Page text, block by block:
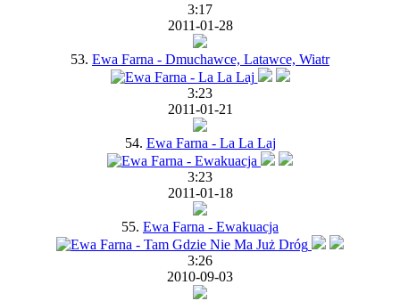
3:17
2011-01-28
53. Ewa Farna - Dmuchawce, Latawce, Wiatr
3:23
2011-01-21
54. Ewa Farna - La La Laj
3:23
2011-01-18
55. Ewa Farna - Ewakuacja
3:26
2010-09-03